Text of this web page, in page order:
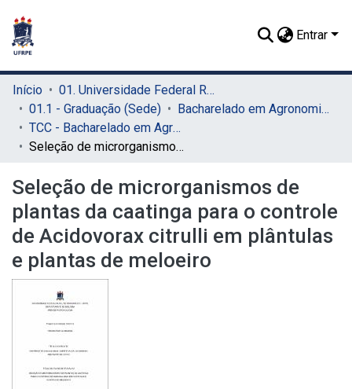
Entrar
Início
01. Universidade Federal Rural de Pernambuco - UFRPE (Sede)
01.1 - Graduação (Sede)
Bacharelado em Agronomia (Sede)
TCC - Bacharelado em Agronomia (Sede)
Seleção de microrganismos de plantas da caatinga para o controle de Acidovorax citrulli em plântulas e plantas de meloeiro
Seleção de microrganismos de
plantas da caatinga para o controle
de Acidovorax citrulli em plântulas
e plantas de meloeiro